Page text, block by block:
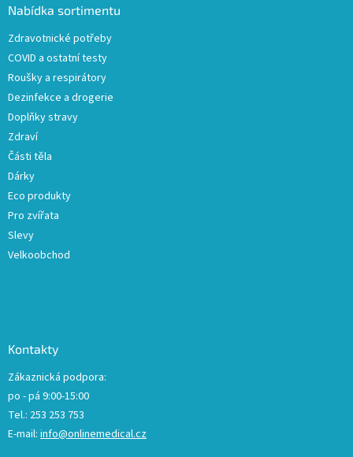
Nabídka sortimentu
Zdravotnické potřeby
COVID a ostatní testy
Roušky a respirátory
Dezinfekce a drogerie
Doplňky stravy
Zdraví
Části těla
Dárky
Eco produkty
Pro zvířata
Slevy
Velkoobchod
Kontakty
Zákaznická podpora:
po - pá 9:00-15:00
Tel.: 253 253 753
E-mail: info@onlinemedical.cz